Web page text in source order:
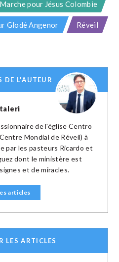
Marche pour Jésus Colombie
Glodé Angenor Réveil
DE L'AUTEUR
de l'église Centro
Mondial de Réveil) à
par les pasteurs Ricardo et
dont le ministère est
et de miracles.
articles
LES ARTICLES